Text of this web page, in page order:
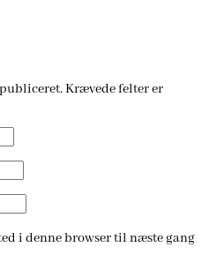
Krævede felter er
i denne browser til næste gang